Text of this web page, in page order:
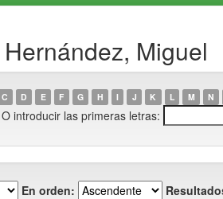
Miguel
C D E F G H I J K L M N
O introducir las primeras letras:
En orden: